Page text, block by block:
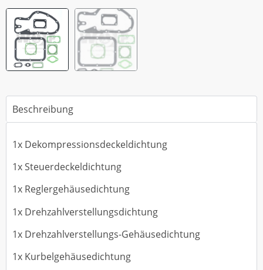
Beschreibung
1x Dekompressionsdeckeldichtung
1x Steuerdeckeldichtung
1x Reglergehäusedichtung
1x Drehzahlverstellungsdichtung
1x Drehzahlverstellungs-Gehäusedichtung
1x Kurbelgehäusedichtung